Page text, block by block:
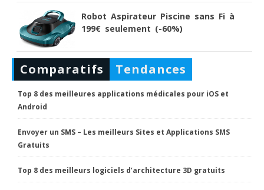
Robot Aspirateur Piscine sans Fi à
199€ seulement (-60%)
Comparatifs Tendances
Top 8 des meilleures applications médicales pour iOS et
Android
Envoyer un SMS – Les meilleurs Sites et Applications SMS
Gratuits
Top 8 des meilleurs logiciels d’architecture 3D gratuits